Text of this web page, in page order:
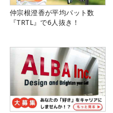
仲宗根澄香が平均パット数
『TRTL』で6人抜き！